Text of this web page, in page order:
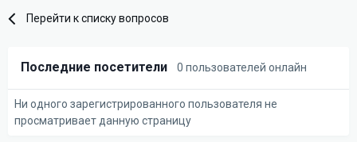
Перейти к списку вопросов
Последние посетители 0 пользователей онлайн
Ни одного зарегистрированного пользователя не
просматривает данную страницу